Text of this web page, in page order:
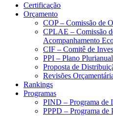
Certificação
Orçamento
COP – Comissão de
CPLAE – Comissão
Acompanhamento
CIF – Comitê de
PPI – Plano
Proposta de
Revisões
Rankings
Programas
PIND – Programa de
PPPD – Programa de